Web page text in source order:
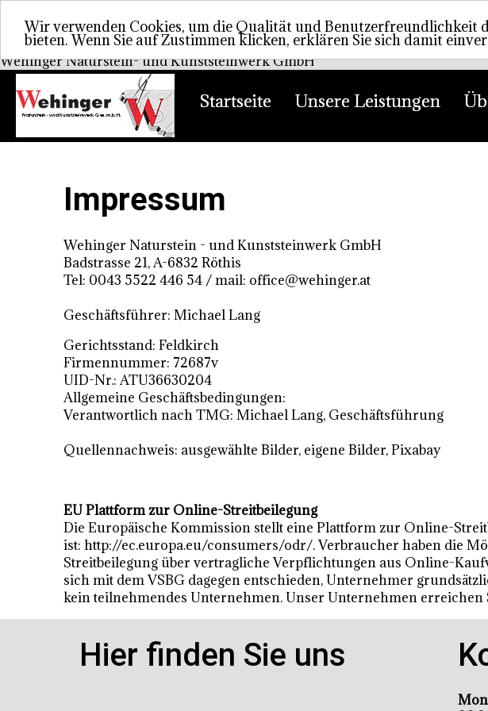
Wir verwenden Cookies, um die Qualität und Benutzerfreundlichkeit
bieten. Wenn Sie auf Zustimmen klicken, erklären Sie sich damit
Wehinger Naturstein- und Kunststeinwerk GmbH
Startseite Unsere Leistungen
Impressum
Wehinger Naturstein - und Kunststeinwerk GmbH
Badstrasse 21, A-6832 Röthis
Tel: 0043 5522 446 54 / mail: office@wehinger.at
Geschäftsführer: Michael Lang
Gerichtsstand: Feldkirch
Firmennummer: 72687v
UID-Nr.: ATU36630204
Allgemeine Geschäftsbedingungen:
Verantwortlich nach TMG: Michael Lang, Geschäftsführung
Quellennachweis: ausgewählte Bilder, eigene Bilder, Pixabay
EU Plattform zur Online-Streitbeilegung
Die Europäische Kommission stellt eine Plattform zur Online-
ist: http://ec.europa.eu/consumers/odr/. Verbraucher haben die
Streitbeilegung über vertragliche Verpflichtungen aus Online-
sich mit dem VSBG dagegen entschieden, Unternehmer
kein teilnehmendes Unternehmen. Unser Unternehmen erreichen
Hier finden Sie uns